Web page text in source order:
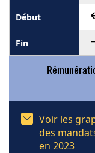
Voir les
des
en 2023